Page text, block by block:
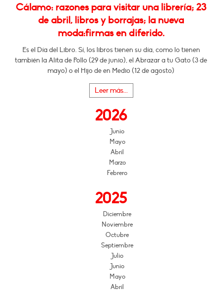
Cálamo: razones para visitar una librería; 23
de abril, libros y borrajas; la nueva
moda:firmas en diferido.
Es el Día del Libro. Sí, los libros tienen su día, como lo tienen
también la Alita de Pollo (29 de junio), el Abrazar a tu Gato (3 de
mayo) o el Hijo de en Medio (12 de agosto)
Leer más...
2026
Junio
Mayo
Abril
Marzo
Febrero
2025
Diciembre
Noviembre
Octubre
Septiembre
Julio
Junio
Mayo
Abril